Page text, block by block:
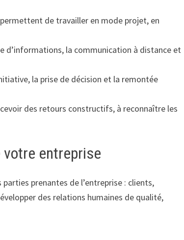
de travailler en mode projet, en
d’informations, la communication à distance et
la prise de décision et la remontée
des retours constructifs, à reconnaître les
entreprise
prenantes de l’entreprise : clients,
des relations humaines de qualité,